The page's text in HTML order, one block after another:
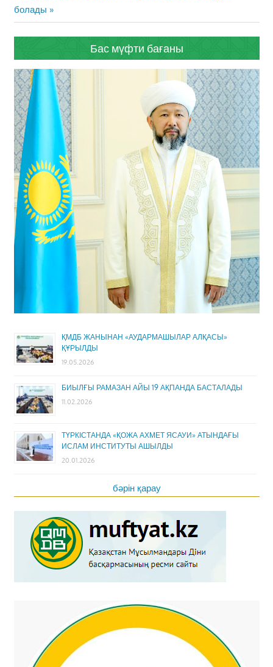
болады
Бас мүфти бағаны
ҚМДБ ЖАНЫНАН «АУДАРМАШЫЛАР АЛҚАСЫ»
ҚҰРЫЛДЫ
19.05.2026
БИЫЛҒЫ РАМАЗАН АЙЫ 19 АҚПАНДА БАСТАЛАДЫ
11.02.2026
ТҮРКІСТАНДА «ҚОЖА АХМЕТ ЯСАУИ» АТЫНДАҒЫ
ИСЛАМ ИНСТИТУТЫ АШЫЛДЫ
20.01.2026
бәрін қарау